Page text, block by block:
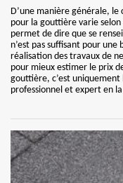
D’une manière générale, le
pour la gouttière varie
permet de dire que se
n’est pas suffisant pour
réalisation des travaux de
pour mieux estimer le prix
gouttière, c’est
professionnel et expert en